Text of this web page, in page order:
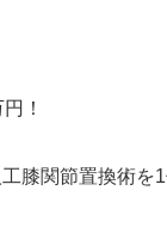
！
膝関節置換術を